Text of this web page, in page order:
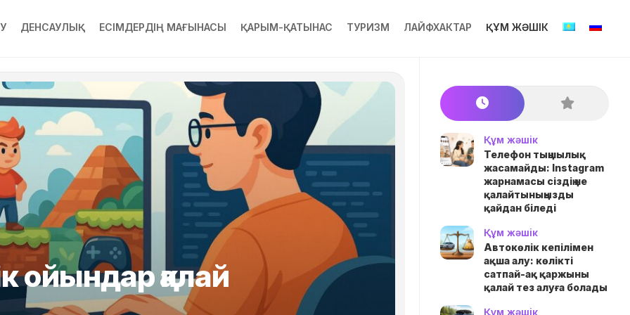
ДЕНСАУЛЫҚ ЕСІМДЕРДІҢ МАҒЫНАСЫ ҚАРЫМ-ҚАТЫНАС ТУРИЗМ ЛАЙФХАКТАР ҚҰМ ЖӘШІК
ойындар қалай
Құм жәшік
Телефон тыңшылық
жасамайды: Instagram
жарнамасы сіздің не
қалайтыныңызды
қайдан біледі
Құм жәшік
Автокөлік кепілімен
ақша алу: көлікті
сатпай-ақ қаржыны
қалай тез алуға болады
Құм жәшік